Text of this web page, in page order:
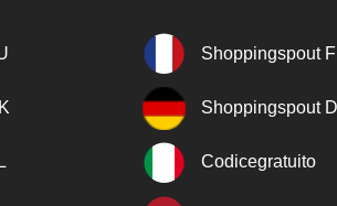
Shoppingspout
Shoppingspout
Codicegratuito